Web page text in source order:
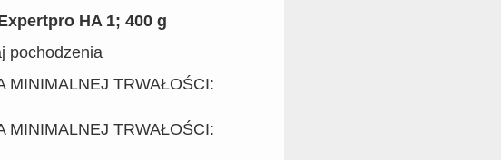
HA 1; 400 g
pochodzenia
MINIMALNEJ TRWAŁOŚCI:
MINIMALNEJ TRWAŁOŚCI: